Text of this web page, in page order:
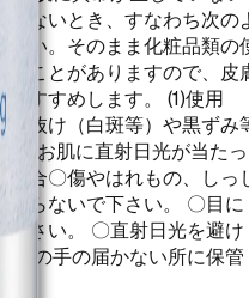
ないとき、すなわち次の
さい。そのまま化粧品類の
ることがありますので、皮
すすめします。 (1)使用
抜け（白斑等）や黒ずみ
たお肌に直射日光が当たっ
合〇傷やはれもの、しっ
らないで下さい。 〇目に
下さい。 〇直射日光を避け
児の手の届かない所に保管